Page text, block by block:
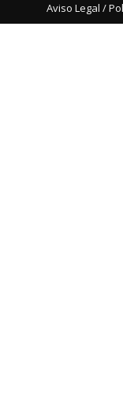
Aviso Legal /